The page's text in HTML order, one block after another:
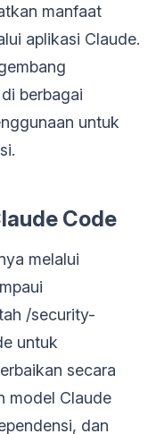
manfaat
aplikasi Claude.
berbagai
untuk
Code
melalui
/security-
untuk
secara
model Claude
dan